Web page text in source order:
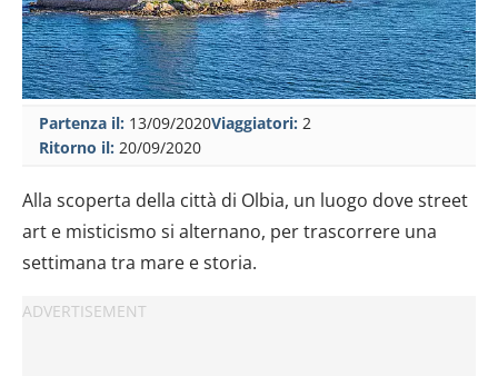
Partenza il: 13/09/2020
Ritorno il: 20/09/2020
Viaggiatori: 2
Alla scoperta della città di Olbia, un luogo dove street
art e misticismo si alternano, per trascorrere una
settimana tra mare e storia.